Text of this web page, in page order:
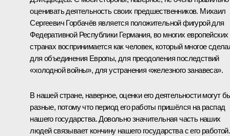
оценивать деятельность своих предшественников. Михаил
Сергеевич Горбачёв является положительной фигурой для
Федеративной Республики Германия, во многих европейских
странах воспринимается как человек, который многое
для объединения Европы, для преодоления последствий
«холодной войны», для устранения «железного занавеса».
В нашей стране, наверное, оценки его деятельности могут
разные, потому что период его работы пришёлся на распад
нашего государства. Довольно значительная часть наших
людей связывает кончину нашего государства с его работой.